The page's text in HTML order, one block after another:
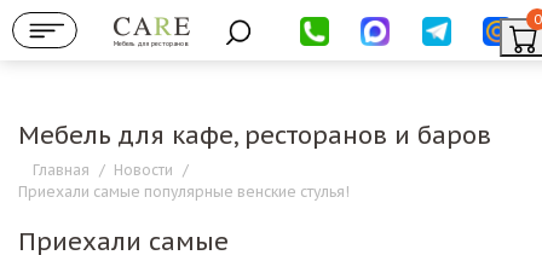
Мебель для ресторанов
0
Мебель для кафе, ресторанов и баров
Главная / Новости /
Приехали самые популярные венские стулья!
Приехали самые